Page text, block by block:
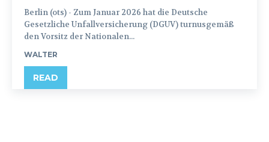
Berlin (ots) - Zum Januar 2026 hat die Deutsche
Gesetzliche Unfallversicherung (DGUV) turnusgemäß
den Vorsitz der Nationalen...
WALTER
READ